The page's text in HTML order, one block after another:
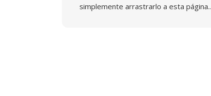
simplemente arrastrarlo a esta página..